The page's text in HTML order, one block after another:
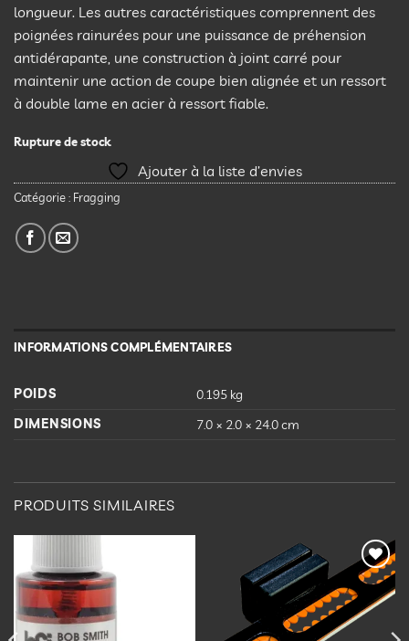
longueur. Les autres caractéristiques comprennent des
poignées rainurées pour une puissance de préhension
antidérapante, une construction à joint carré pour
maintenir une action de coupe bien alignée et un ressort
à double lame en acier à ressort fiable.
Rupture de stock
Ajouter à la liste d’envies
Catégorie : Fragging
INFORMATIONS COMPLÉMENTAIRES
POIDS
0.195 kg
DIMENSIONS
7.0 × 2.0 × 24.0 cm
PRODUITS SIMILAIRES
Ajouter
liste
d’envies